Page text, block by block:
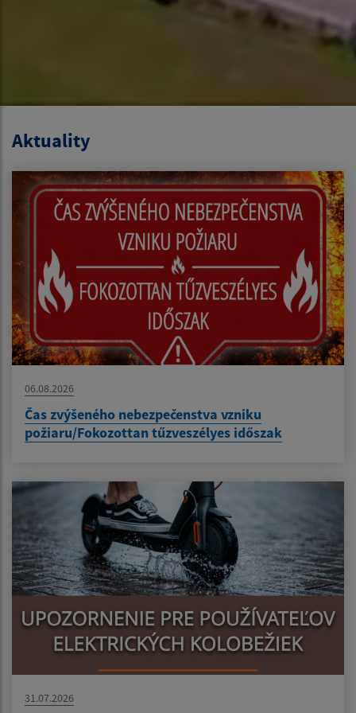
Aktuality
06.08.2026
Čas zvýšeného nebezpečenstva vzniku
požiaru/Fokozottan tűzveszélyes időszak
31.07.2026